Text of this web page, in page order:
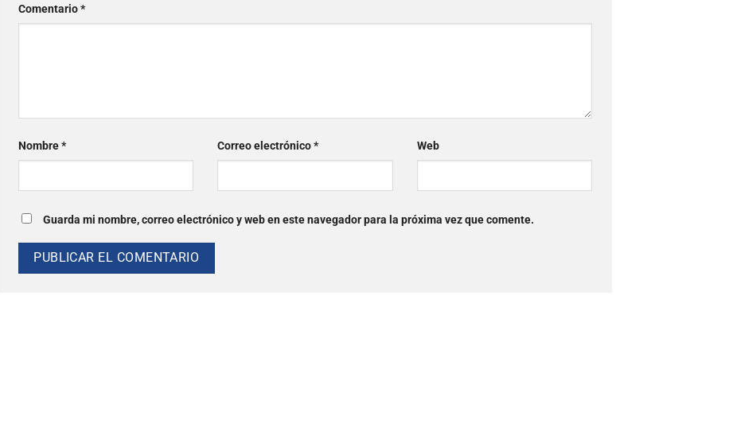
Comentario*
Nombre* Correo electrónico* Web
Guarda mi nombre, correo electrónico y web en este navegador para la próxima vez que comente.